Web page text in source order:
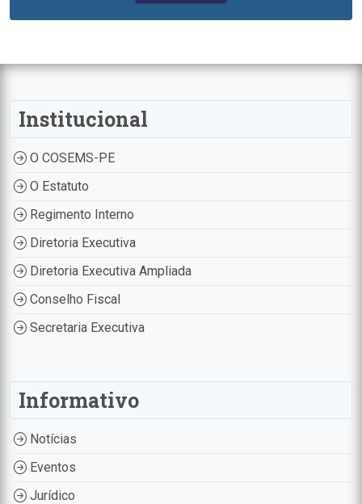
Institucional
O COSEMS-PE
O Estatuto
Regimento Interno
Diretoria Executiva
Diretoria Executiva Ampliada
Conselho Fiscal
Secretaria Executiva
Informativo
Notícias
Eventos
Jurídico